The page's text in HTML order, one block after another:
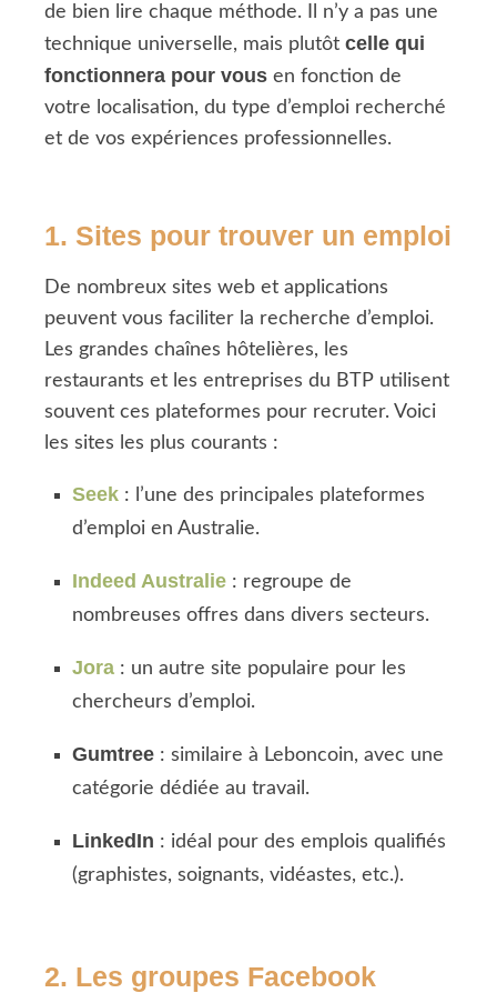
de bien lire chaque méthode. Il n’y a pas une
technique universelle, mais plutôt celle qui
fonctionnera pour vous en fonction de
votre localisation, du type d’emploi recherché
et de vos expériences professionnelles.
1. Sites pour trouver un emploi
De nombreux sites web et applications
peuvent vous faciliter la recherche d’emploi.
Les grandes chaînes hôtelières, les
restaurants et les entreprises du BTP utilisent
souvent ces plateformes pour recruter. Voici
les sites les plus courants :
Seek : l’une des principales plateformes
d’emploi en Australie.
Indeed Australie : regroupe de
nombreuses offres dans divers secteurs.
Jora : un autre site populaire pour les
chercheurs d’emploi.
Gumtree : similaire à Leboncoin, avec une
catégorie dédiée au travail.
LinkedIn : idéal pour des emplois qualifiés
(graphistes, soignants, vidéastes, etc.).
2. Les groupes Facebook